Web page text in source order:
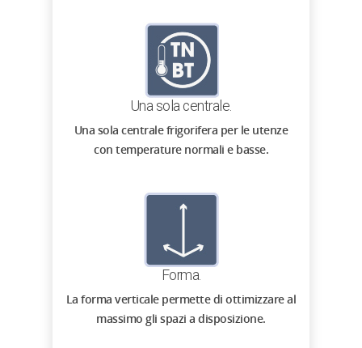
Una sola centrale.
Una sola centrale frigorifera per le utenze
con temperature normali e basse.
Forma.
La forma verticale permette di ottimizzare al
massimo gli spazi a disposizione.